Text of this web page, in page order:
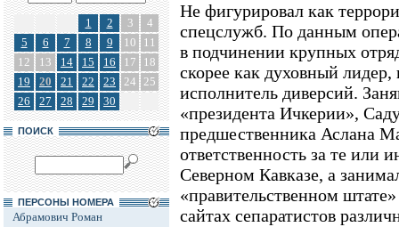
1 2 3
4
5
6 7 8 9 10
11
12
13 14 15 16 17
18
19
20 21 22 23 24 25
26
27 28 29 30
ПОИСК
ПЕРСОНЫ НОМЕРА
Абрамович Роман
Не фигурировал как
спецслужб. По данным
в подчинении крупных
скорее как духовный
исполнитель диверсий.
«президента Ичкерии»,
предшественника Аслана
ответственность за те или
Северном Кавказе, а
«правительственном
сайтах сепаратистов